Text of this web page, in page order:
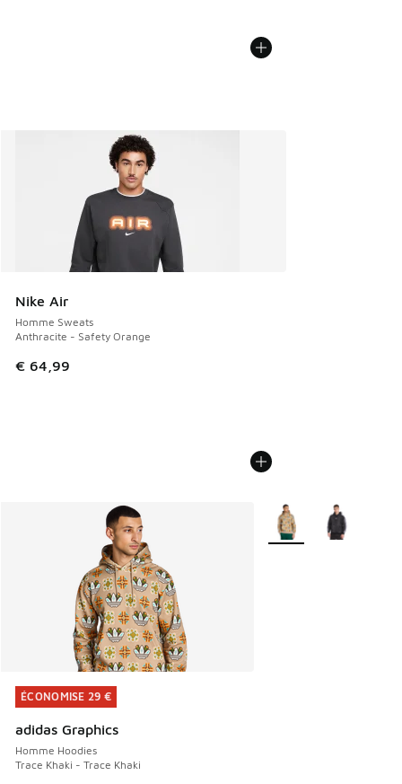
Nike Air
Homme Sweats
Anthracite - Safety Orange
€ 64,99
ÉCONOMISE 29 €
adidas Graphics
Homme Hoodies
Trace Khaki - Trace Khaki
ÉCONOMISE 29 €
Plus de couleurs